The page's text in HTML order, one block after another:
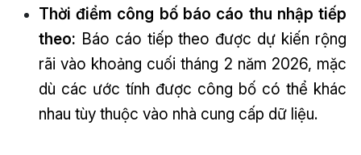
Thời điểm công bố báo cáo thu nhập tiếp
theo: Báo cáo tiếp theo được dự kiến rộng
rãi vào khoảng cuối tháng 2 năm 2026, mặc
dù các ước tính được công bố có thể khác
nhau tùy thuộc vào nhà cung cấp dữ liệu.